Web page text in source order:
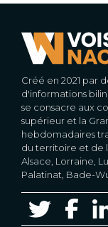
Créé en 2021 par
d'informations
se consacre aux
supérieur et la
hebdomadaires
du territoire et de
Alsace, Lorraine,
Palatinat, Bade-